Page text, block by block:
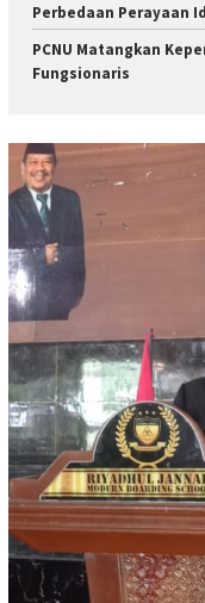
Perbedaan Perayaan
PCNU Matangkan
Fungsionaris